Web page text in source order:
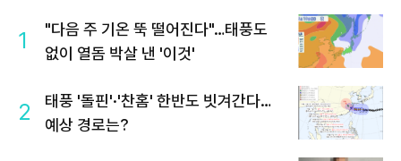
1
"다음 주 기온 뚝 떨어진다"…태풍도
없이 열돔 박살 낸 '이것'
2
태풍 '돌핀'·'찬홈' 한반도 빗겨간다…
예상 경로는?